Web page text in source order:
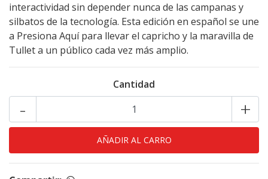
interactividad sin depender nunca de las campanas y
silbatos de la tecnología. Esta edición en español se une
a Presiona Aquí para llevar el capricho y la maravilla de
Tullet a un público cada vez más amplio.
Cantidad
+
-